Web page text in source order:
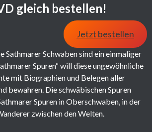
gleich bestellen!
Jetzt bestellen
Sathmarer Schwaben sind ein einmaliger
Spuren“ will diese ungewöhnliche
mit Biographien und Belegen aller
bewahren. Die schwäbischen Spuren
Spuren in Oberschwaben, in der
zwischen den Welten.